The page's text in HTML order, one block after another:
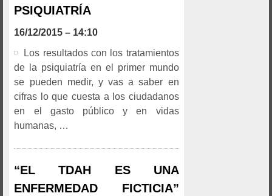
PSIQUIATRÍA
16/12/2015 – 14:10
Los resultados con los tratamientos
de la psiquiatría en el primer mundo
se pueden medir, y vas a saber en
cifras lo que cuesta a los ciudadanos
en el gasto público y en vidas
humanas, …
“EL TDAH ES UNA
ENFERMEDAD FICTICIA”